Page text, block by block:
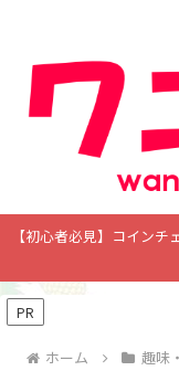
【初心者必見】コイン
PR
ホーム 趣味